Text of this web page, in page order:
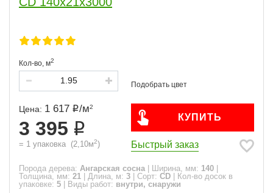
Кол-во, м2
Цена: 1 617 /м2
3 395
= 1 упаковка (2,10м2)
КУПИТЬ
Быстрый заказ
Порода дерева: Ангарская сосна Ширина, мм: 140
Толщина, мм: 21 Длина, м: 3 Сорт: CD
Кол-во досок в
упаковке: 5 Виды работ: внутри, снаружи